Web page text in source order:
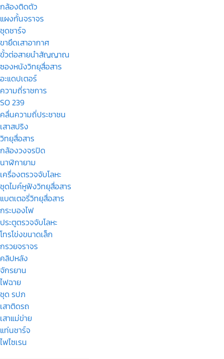
กล้องติดตัว
แผงกั้นจราจร
ชุดชาร์จ
ขายึดเสาอากาศ
ขั้วต่อสายนำสัญญาณ
ซองหนังวิทยุสื่อสาร
อะแดปเตอร์
ความถี่ราชการ
SO 239
คลื่นความถี่ประชาชน
เสาสปริง
วิทยุสื่อสาร
กล้องวงจรปิด
นาฬิกายาม
เครื่องตรวจจับโลหะ
ชุดไมค์หูฟังวิทยุสื่อสาร
แบตเตอรี่วิทยุสื่อสาร
กระบองไฟ
ประตูตรวจจับโลหะ
โทรโข่งขนาดเล็ก
กรวยจราจร
คลิปหลัง
จักรยาน
ไฟฉาย
ชุด รปภ
เสาติดรถ
เสาแม่ข่าย
แท่นชาร์จ
ไฟไซเรน